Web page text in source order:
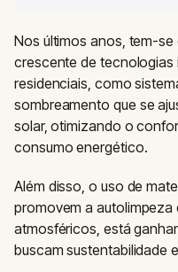
Nos últimos anos, tem-
crescente de tecnologias
residenciais, como
sombreamento que se
solar, otimizando o
consumo energético.
Além disso, o uso de
promovem a
atmosféricos, está
buscam sustentabilidade